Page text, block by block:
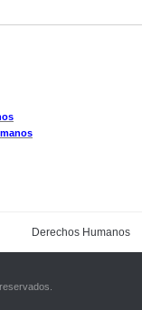
Derechos Humanos